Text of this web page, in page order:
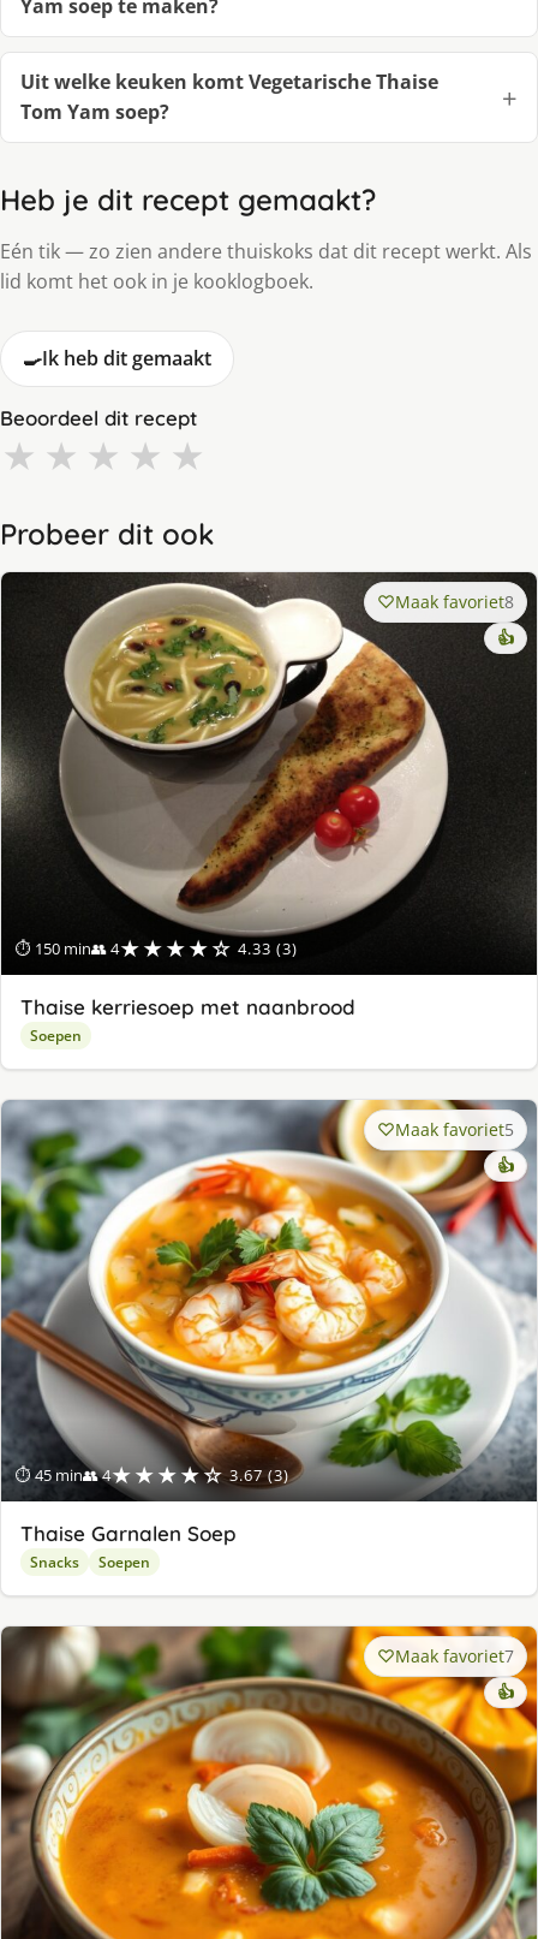
Yam soep te maken?
Uit welke keuken komt Vegetarische Thaise
Tom Yam soep?
Heb je dit recept gemaakt?
Eén tik — zo zien andere thuiskoks dat dit recept werkt. Als
lid komt het ook in je kooklogboek.
🍳Ik heb dit gemaakt
Beoordeel dit recept
★ ★ ★ ★ ★
Probeer dit ook
⏱ 150 min👥 4★★★★☆ 4.33 (3)
Maak favoriet8
👍
Thaise kerriesoep met naanbrood
Soepen
⏱ 45 min👥 4★★★★☆ 3.67 (3)
Maak favoriet5
👍
Thaise Garnalen Soep
Snacks Soepen
Maak favoriet7
👍